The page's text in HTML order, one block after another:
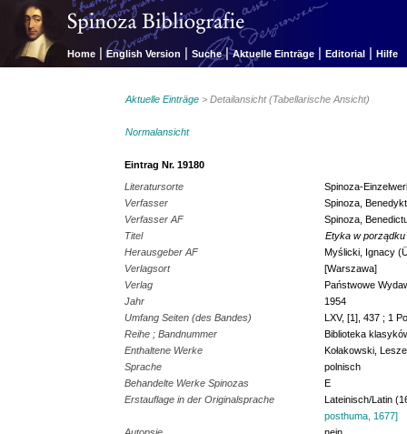
Home | English Version | Suche | Aktuelle Einträge | Editorial | Hilfe
Aktuelle Einträge > Detailansicht (Tabellarische Ansicht)
Normalansicht
Eintrag Nr. 19180
Literatursorte
Spinoza-
Verfasser
Spinoza,
Verfasser AF
Spinoza,
Titel
Etyka w
Herausgeber AF
Myślicki, Ignacy
Verlagsort
[Warszawa]
Verlag
Państwowe
Jahr
1954
Umfang Seiten (des Bandes)
LXV, [1], 437 ; 1
Reihe ; Bandnummer
Biblioteka
Enthaltene Werke
Kołakowski,
Sprache
polnisch
Behandelte Werke Spinozas
E
Erstauflage in der Originalsprache
Lateinisch/Latin
posthuma, 1677]
Autopsie
nein